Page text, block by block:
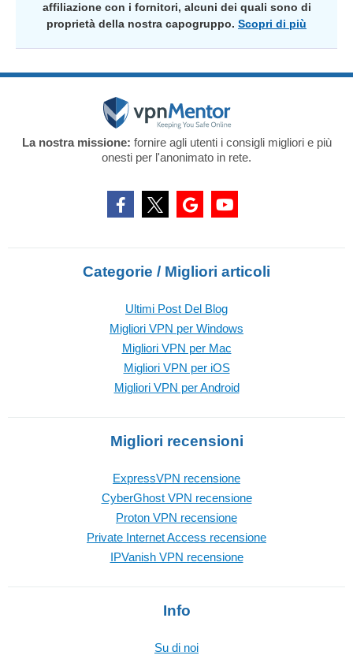
affiliazione con i fornitori, alcuni dei quali sono di
proprietà della nostra capogruppo. Scopri di più
La nostra missione: fornire agli utenti i consigli migliori e più
onesti per l'anonimato in rete.
Categorie / Migliori articoli
Ultimi Post Del Blog
Migliori VPN per Windows
Migliori VPN per Mac
Migliori VPN per iOS
Migliori VPN per Android
Migliori recensioni
ExpressVPN recensione
CyberGhost VPN recensione
Proton VPN recensione
Private Internet Access recensione
IPVanish VPN recensione
Info
Su di noi